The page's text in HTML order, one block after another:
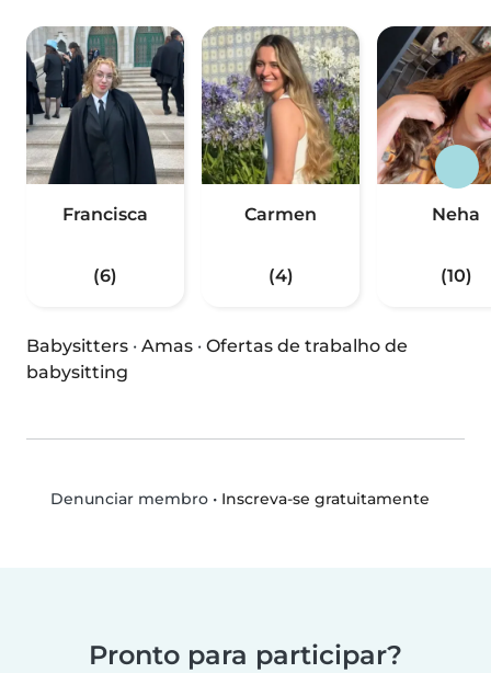
Francisca
(6)
Carmen
(4)
Neha
(10)
Babysitters · Amas · Ofertas de trabalho de
babysitting
Denunciar membro• Inscreva-se gratuitamente
Pronto para participar?